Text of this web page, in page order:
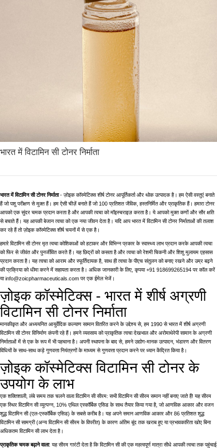
भारत में विटामिन सी टोनर निर्माता
भारत में विटामिन सी टोनर निर्माता- ज़ोइक कॉस्मेटिक्स शीर्ष टोनर आपूर्तिकर्ता और थोक उत्पादक है। हम ऐसी वस्तुएं बनाते
हैं जो पशु परीक्षण से मुक्त हैं। हम ऐसी चीज़ें बनाते हैं जो 100 प्रतिशत जैविक, हस्तनिर्मित और प्राकृतिक हैं। हमारा टोनर
आपको एक सुंदर चमक प्रदान करता है और आपकी त्वचा को मॉइस्चराइज़ करता है। ये आपको मुक्त कणों और सौर क्षति
से बचाते हैं। यह आपकी बेजान त्वचा को एक नया जीवन देता है। यदि आप भारत में विटामिन सी टोनर निर्माताओं की तलाश
कर रहे हैं तो ज़ोइक कॉस्मेटिक्स शीर्ष चयनों में से एक है।
हमारे विटामिन सी टोनर मृत त्वचा कोशिकाओं को हटाकर और विभिन्न प्रकार के स्वास्थ्य लाभ प्रदान करके आपकी त्वचा
को फिर से जीवंत और पुनर्जीवित करते हैं। यह छिद्रों को कसता है और त्वचा को रेशमी चिकनी और शिशु मुलायम एहसास
प्रदान करता है। यह त्वचा को आराम और स्फूर्तिदायक है, साथ ही त्वचा के पीएच संतुलन को बनाए रखने और उम्र बढ़ने
की प्रक्रिया को धीमा करने में सहायता करता है। अधिक जानकारी के लिए, कृपया +91 918699265194 पर कॉल करें
या info@zoicpharmaceuticals.com पर एक ईमेल भेजें।
ज़ोइक कॉस्मेटिक्स - भारत में शीर्ष अग्रणी
विटामिन सी टोनर निर्माता
मानकीकृत और अध्ययनित आयुर्वेदिक कल्याण सामान वितरित करने के उद्देश्य से, हम 1990 से भारत में शीर्ष अग्रणी
विटामिन सी टोनर विनिर्माण कंपनी रहे हैं। हमने व्यवसाय को प्राकृतिक त्वचा देखभाल और अरोमाथेरेपी सामान के अग्रणी
निर्माताओं में से एक के रूप में भी पहचाना है। अपनी स्थापना के बाद से, हमने उद्योग-मानक उत्पादन, भंडारण और वितरण
विधियों के साथ-साथ कड़े गुणवत्ता नियंत्रणों के माध्यम से गुणवत्ता प्रदान करने पर ध्यान केंद्रित किया है।
ज़ोइक कॉस्मेटिक्स विटामिन सी टोनर के
उपयोग के लाभ
एक शक्तिशाली, लंबे समय तक चलने वाला विटामिन सी सीरम: सभी विटामिन सी सीरम समान नहीं बनाए जाते हैं! यह सीरम
एक स्थिर विटामिन सी व्युत्पन्न, 10% एथिल एस्कॉर्बिक एसिड के साथ तैयार किया गया है, जो आणविक आकार और वजन
शुद्ध विटामिन सी (एल-एस्कॉर्बिक एसिड) के सबसे करीब है। यह अपने समान आणविक आकार और 86 प्रतिशत शुद्ध
विटामिन सी सामग्री (अन्य विटामिन सी सीरम के विपरीत) के कारण अंतिम बूंद तक खराब हुए या प्रभावकारिता खोए बिना
अधिकतम विटामिन सी लाभ देता है।
प्राकृतिक चमक बढ़ाने वाला: यह सीरम गारंटी देता है कि विटामिन सी की एक महत्वपूर्ण मात्रा सीधे आपकी त्वचा तक पहुंचाई